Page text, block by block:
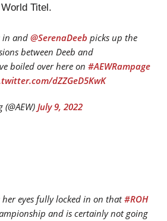
Titel.
in and @SerenaDeeb picks up the
between Deeb and
boiled over here on #AEWRampage
dZZGeD5KwK
July 9, 2022
her eyes fully locked in on that#ROH
and is certainly not going